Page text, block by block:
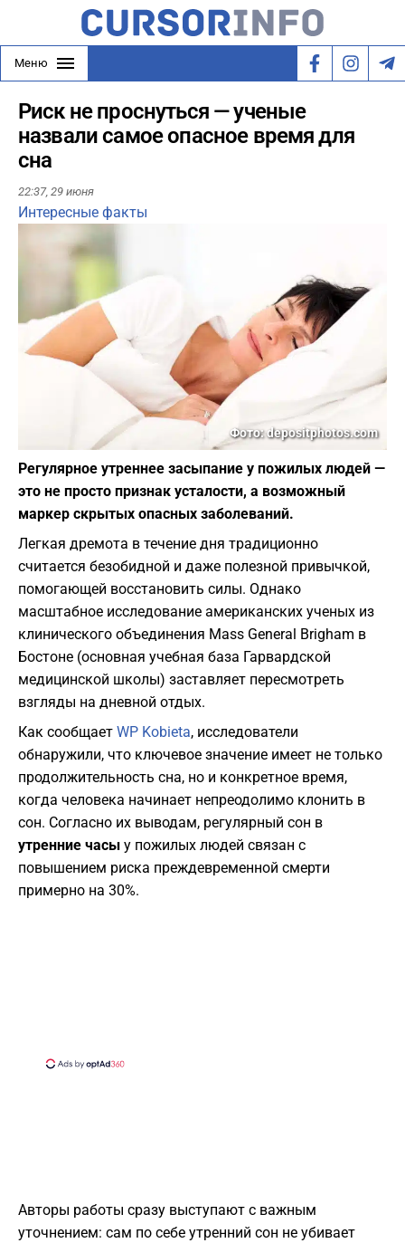
Меню
Риск не проснуться — ученые
назвали самое опасное время для
сна
22:37, 29 июня
Интересные факты
Фото: depositphotos.com
Регулярное утреннее засыпание у пожилых людей —
это не просто признак усталости, а возможный
маркер скрытых опасных заболеваний.
Легкая дремота в течение дня традиционно
считается безобидной и даже полезной привычкой,
помогающей восстановить силы. Однако
масштабное исследование американских ученых из
клинического объединения Mass General Brigham в
Бостоне (основная учебная база Гарвардской
медицинской школы) заставляет пересмотреть
взгляды на дневной отдых.
Как сообщает WP Kobieta, исследователи
обнаружили, что ключевое значение имеет не только
продолжительность сна, но и конкретное время,
когда человека начинает непреодолимо клонить в
сон. Согласно их выводам, регулярный сон в
утренние часы у пожилых людей связан с
повышением риска преждевременной смерти
примерно на 30%.
Авторы работы сразу выступают с важным
уточнением: сам по себе утренний сон не убивает